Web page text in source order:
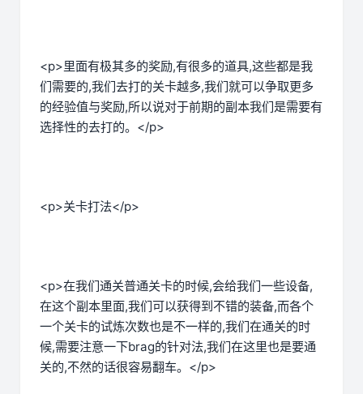
<p>里面有极其多的奖励,有很多的道具,这些都是我
们需要的,我们去打的关卡越多,我们就可以争取更多
的经验值与奖励,所以说对于前期的副本我们是需要有
选择性的去打的。</p>
<p>关卡打法</p>
<p>在我们通关普通关卡的时候,会给我们一些设备,
在这个副本里面,我们可以获得到不错的装备,而各个
一个关卡的试炼次数也是不一样的,我们在通关的时
候,需要注意一下brag的针对法,我们在这里也是要通
关的,不然的话很容易翻车。</p>